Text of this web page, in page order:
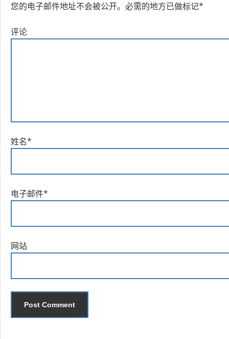
您的电子邮件地址不会被公开。 必需的地方已做标记*
评论
姓名*
电子邮件*
网站